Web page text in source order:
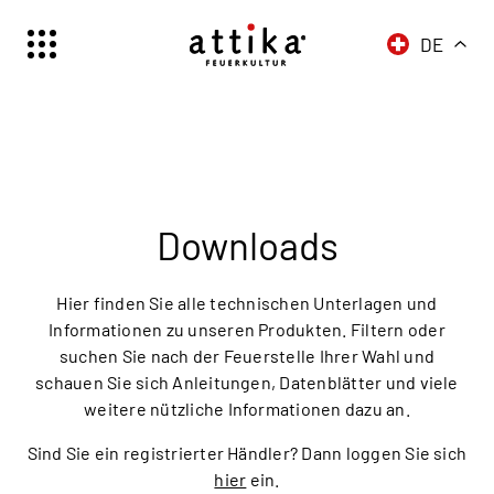
Schweiz | Deutsch
Österreich | Deutsch
Frankreich | Deutsch
Italia | italiano
Italien | Deutsch
DE
Downloads
Hier finden Sie alle technischen Unterlagen und
Informationen zu unseren Produkten. Filtern oder
suchen Sie nach der Feuerstelle Ihrer Wahl und
schauen Sie sich Anleitungen, Datenblätter und viele
weitere nützliche Informationen dazu an.
Sind Sie ein registrierter Händler? Dann loggen Sie sich
hier ein.